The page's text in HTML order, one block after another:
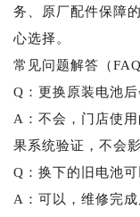
务、原厂配件保障
心选择。
常见问题解答（FAQ
Q：更换原装电池
A：不会，门店使
果系统验证，不会
Q：换下的旧电池可
A：可以，维修完